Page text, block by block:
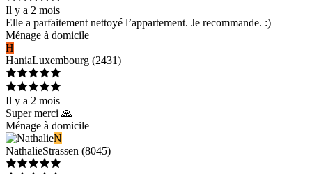
Il y a 2 mois
Elle a parfaitement nettoyé l’appartement. Je recommande. :)
Ménage à domicile
H
HaniaLuxembourg (2431)
Il y a 2 mois
Super merci 🙏
Ménage à domicile
N
NathalieStrassen (8045)